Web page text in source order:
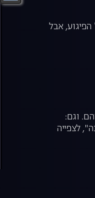
אבל
וגם:
לצפייה